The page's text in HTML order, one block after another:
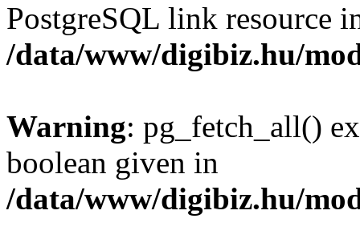
PostgreSQL link resource
/data/www/digibiz.hu/
Warning: pg_fetch_all()
boolean given in
/data/www/digibiz.hu/